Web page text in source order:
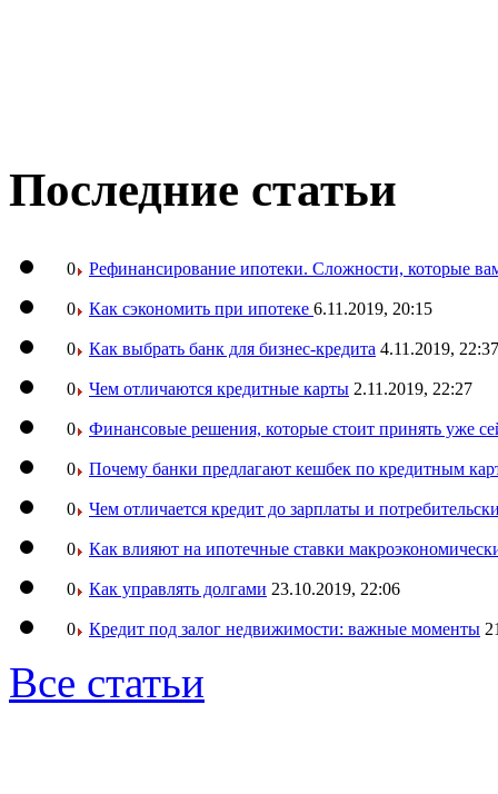
Последние статьи
0 Рефинансирование ипотеки. Сложности, которые
0 Как сэкономить при ипотеке 6.11.2019, 20:15
0 Как выбрать банк для бизнес-кредита 4.11.2019, 22:37
0 Чем отличаются кредитные карты 2.11.2019, 22:27
0 Финансовые решения, которые стоит принять уже
0 Почему банки предлагают кешбек по кредитным
0 Чем отличается кредит до зарплаты и
0 Как влияют на ипотечные ставки
0 Как управлять долгами 23.10.2019, 22:06
0 Кредит под залог недвижимости: важные моменты
Все статьи